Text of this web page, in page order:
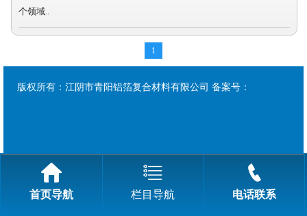
个领域..
1
版权所有：江阴市青阳铝箔复合材料有限公司 备案号：
首页导航 栏目导航 电话联系